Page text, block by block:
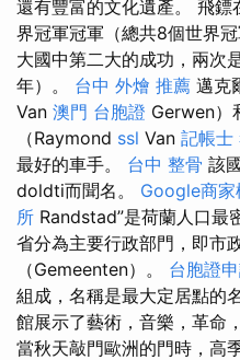
還有豐富的文化遺產。 飛
界冠軍冠軍（總共8個世界
大國中第二大的成功，兩次
年）。 台中 外燴 推薦 邁克
Van 澳門 台胞證 Gerwen）
（Raymond ssl Van 記帳士
最好的車手。 台中 整骨 該
doldti而聞名。 Google商家
所 Randstad”是荷蘭人口最
省分為主要行政部門，即市
（Gemeenten）。 台胞證
組成，名稱是最大定居點的
館展示了藝術，音樂，革命
當秋天敲門歐洲的門時，高